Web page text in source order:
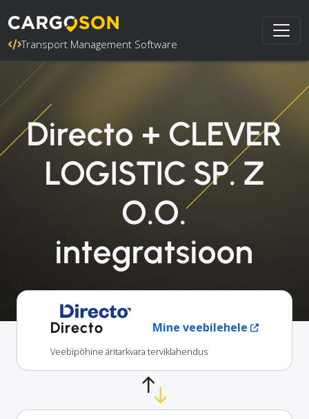
Transport Management Software
Directo + CLEVER
LOGISTIC SP. Z
O.O.
integratsioon
Directo Mine veebilehele
Veebipõhine äritarkvara terviklahendus